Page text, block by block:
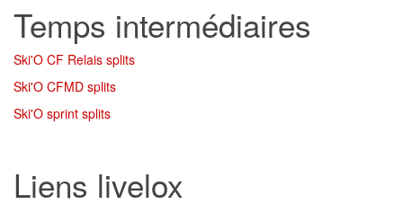
Temps intermédiaires
Ski'O CF Relais splits
Ski'O CFMD splits
Ski'O sprint splits
Liens livelox